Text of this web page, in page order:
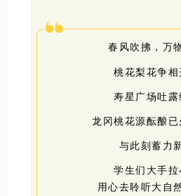
春风吹拂，万
桃花梨花争相
寿星广场吐露
龙冈桃花源酝酿
与此刻蓄力
学生们大手拉
用心去聆听大自